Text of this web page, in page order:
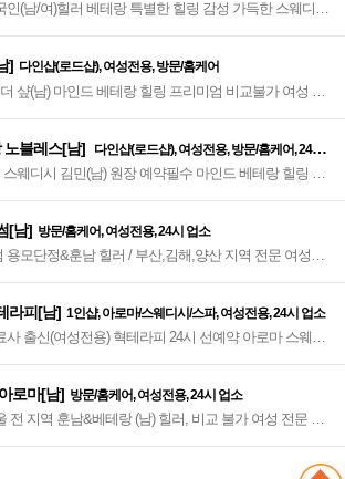
인(남/여)힐러 베테랑 특별한 힐링 감성 가득한 스웨디시
] 다인샵(로드샵), 여성전용, 방문/홈케어
샾(남) 마인드 베테랑 힐링 프리미엄 비교불가 여성 전
노블레스[남]
다인샵(로드샵), 여성전용, 방문/홈케어, 24시
웨디시 김민(남) 원장 예약필수 마인드 베테랑 힐링 여
[남] 방문/홈케어, 여성전용, 24시 업소
용모단정&훈남 힐러 / 부산,김해,양산 지역 전문 여성전
라피[남] 1인샵, 아로마/스웨디시/스파, 여성전용, 24시 업소
사 출신(여성전용) 혁테라피 24시 선예약 아로마 스웨디
로마[남] 방문/홈케어, 여성전용, 24시 업소
전 지역 훈남&베테랑 (남) 힐러, 비교 불가 여성 전문 테